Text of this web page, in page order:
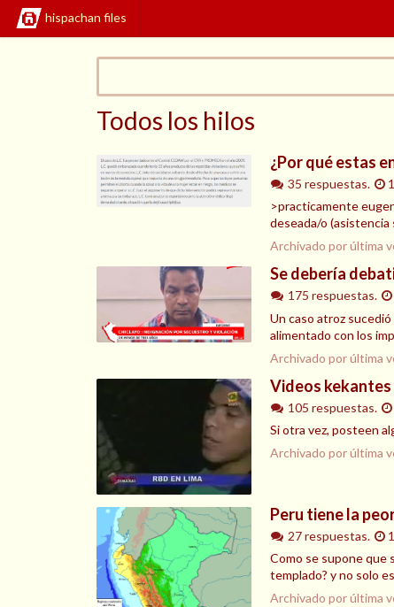
hispachan files
Todos los hilos
¿Por qué estas
35 respuestas.
>practicamente
deseada/o
Archivado por última
Se debería
175 respuestas.
Un caso atroz
alimentado con los
Archivado por última
Videos
105 respuestas.
Si otra vez, posteen
Archivado por última
Peru tiene la
27 respuestas.
Como se supone que
templado? y no solo
Archivado por última